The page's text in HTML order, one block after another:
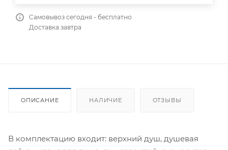
Самовывоз сегодня - бесплатно
Доставка завтра
ОПИСАНИЕ НАЛИЧИЕ ОТЗЫВЫ
В комплектацию входит: верхний душ, душевая